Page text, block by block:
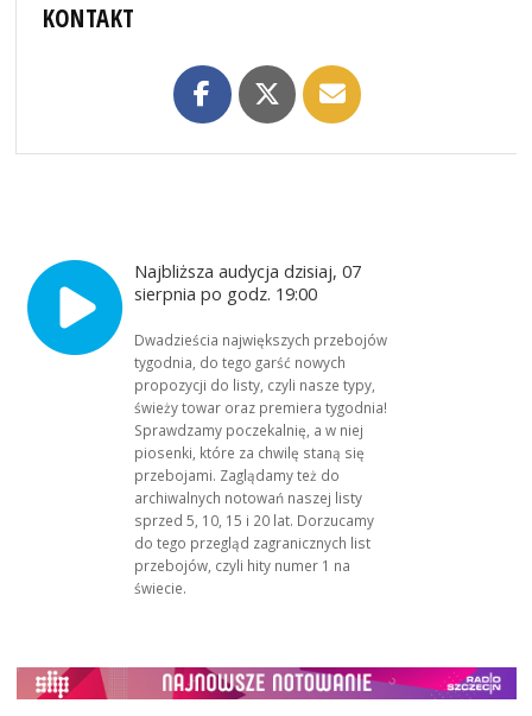
KONTAKT
Najbliższa audycja dzisiaj, 07
sierpnia po godz. 19:00
Dwadzieścia największych przebojów
tygodnia, do tego garść nowych
propozycji do listy, czyli nasze typy,
świeży towar oraz premiera tygodnia!
Sprawdzamy poczekalnię, a w niej
piosenki, które za chwilę staną się
przebojami. Zaglądamy też do
archiwalnych notowań naszej listy
sprzed 5, 10, 15 i 20 lat. Dorzucamy
do tego przegląd zagranicznych list
przebojów, czyli hity numer 1 na
świecie.